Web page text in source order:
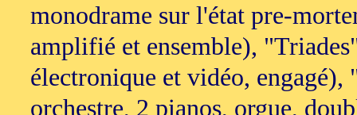
monodrame sur l'état pre-
amplifié et ensemble),
électronique et vidéo,
orchestre, 2 pianos, orgue,